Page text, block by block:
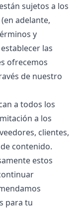
están sujetos a los
adelante,
y
las
ofrecemos
de nuestro
a todos los
a los
clientes,
contenido.
estos
para tu